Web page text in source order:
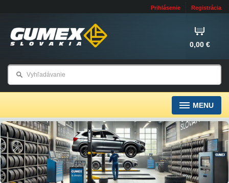
Prihlásenie Registrácia
0,00 €
MENU